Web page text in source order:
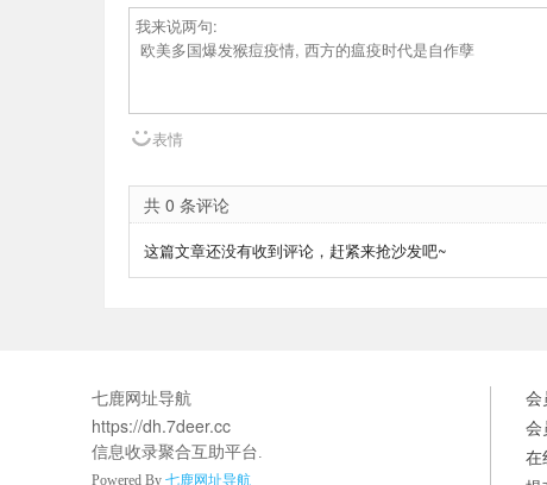
表情
共 0 条评论
这篇文章还没有收到评论，赶紧来抢沙发吧~
七鹿网址导航
https://dh.7deer.cc
信息收录聚合互助平台.
Powered By 七鹿网址导航
会
会
在